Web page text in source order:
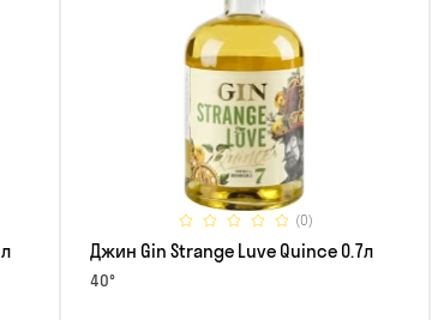
(0)
Джин Gin Strange Luve Quince 0.7л
40°